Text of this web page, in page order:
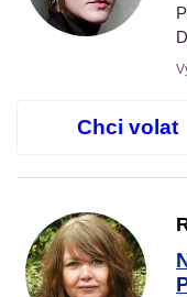
Chci volat